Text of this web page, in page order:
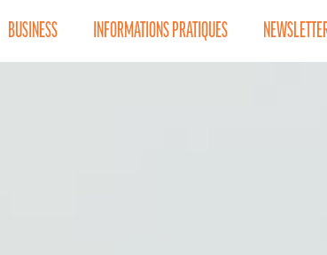
BUSINESS INFORMATIONS PRATIQUES